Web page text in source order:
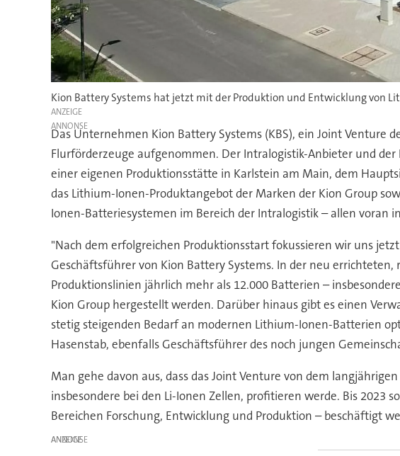
Kion Battery Systems hat jetzt mit der Produktion und Entwicklung von
ANZEIGE
Das Unternehmen Kion Battery Systems (KBS), ein Joint
Flurförderzeuge aufgenommen. Der Intralogistik-Anbieter und
einer eigenen Produktionsstätte in Karlstein am Main, dem
das Lithium-Ionen-Produktangebot der Marken der Kion Group
Ionen-Batteriesystemen im Bereich der Intralogistik – allen voran
"Nach dem erfolgreichen Produktionsstart fokussieren wir uns
Geschäftsführer von Kion Battery Systems. In der neu
Produktionslinien jährlich mehr als 12.000 Batterien –
Kion Group hergestellt werden. Darüber hinaus gibt es einen
stetig steigenden Bedarf an modernen Lithium-Ionen-Batterien
Hasenstab, ebenfalls Geschäftsführer des noch jungen
Man gehe davon aus, dass das Joint Venture von dem
insbesondere bei den Li-Ionen Zellen, profitieren werde. Bis
Bereichen Forschung, Entwicklung und Produktion – beschäftigt
ANZEIGE